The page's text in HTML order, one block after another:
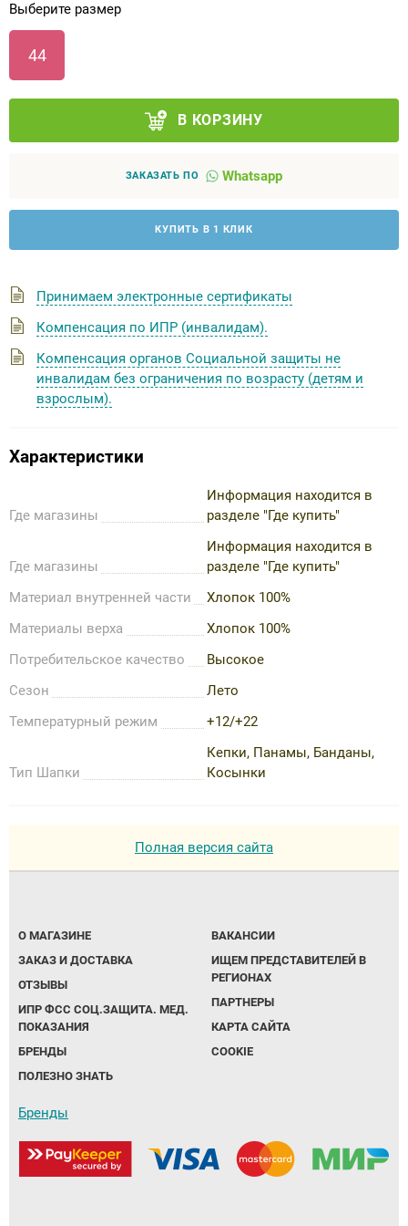
Выберите размер
44
В КОРЗИНУ
ЗАКАЗАТЬ ПО Whatsapp
КУПИТЬ В 1 КЛИК
Принимаем электронные сертификаты
Компенсация по ИПР (инвалидам).
Компенсация органов Социальной защиты не
инвалидам без ограничения по возрасту (детям и
взрослым).
Характеристики
Где магазины
Информация находится в
разделе "Где купить"
Где магазины
Информация находится в
разделе "Где купить"
Материал внутренней части
Хлопок 100%
Материалы верха
Хлопок 100%
Потребительское качество
Высокое
Сезон
Лето
Температурный режим
+12/+22
Тип Шапки
Кепки, Панамы, Банданы,
Косынки
Полная версия сайта
О МАГАЗИНЕ
ЗАКАЗ И ДОСТАВКА
ОТЗЫВЫ
ИПР ФСС СОЦ.ЗАЩИТА. МЕД.
ПОКАЗАНИЯ
БРЕНДЫ
ПОЛЕЗНО ЗНАТЬ
ВАКАНСИИ
ИЩЕМ ПРЕДСТАВИТЕЛЕЙ В
РЕГИОНАХ
ПАРТНЕРЫ
КАРТА САЙТА
COOKIE
Бренды
Аппараты на суставы
Санитарные приспособления для
инвалидов
инвалидов
Индивидуальное изготовление